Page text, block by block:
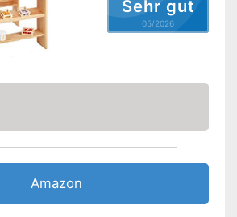
Sehr gut
05/2026
Amazon